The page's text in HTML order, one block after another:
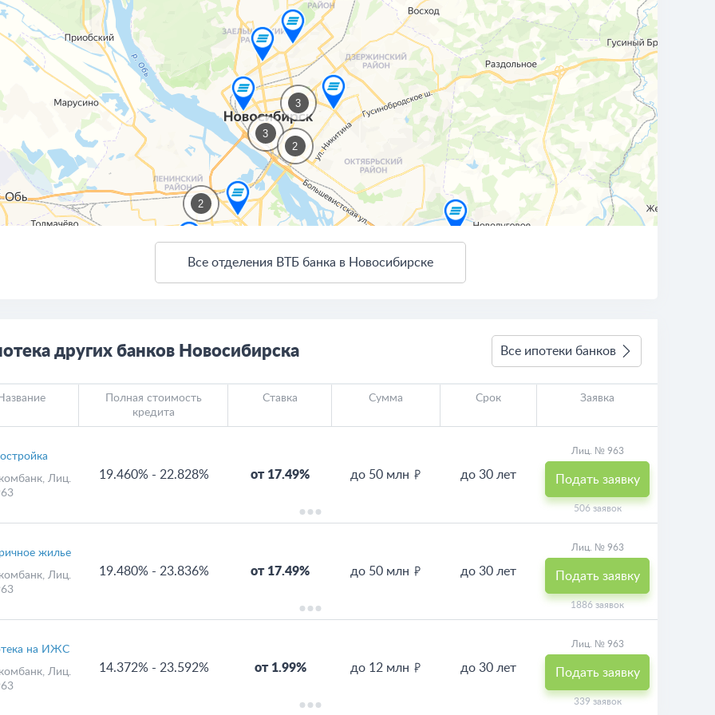
2
3
2
3
Все отделения ВТБ банка в Новосибирске
других банков Новосибирска Все ипотеки банков
Полная стоимость
кредита
Ставка Сумма Срок Заявка
, Лиц.
19.460% - 22.828% от 17.49% до 50 млн до 30 лет
Лиц. № 963
Подать заявку
506 заявок
жилье
, Лиц.
19.480% - 23.836% от 17.49% до 50 млн до 30 лет
Лиц. № 963
Подать заявку
1886 заявок
на ИЖС
, Лиц.
14.372% - 23.592% от 1.99% до 12 млн до 30 лет
Лиц. № 963
Подать заявку
339 заявок